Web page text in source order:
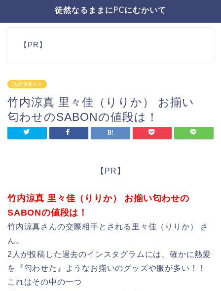
徒然なるままにPCにむかいて
【PR】
話題沸騰ネタ
竹内涼真 里々佳（りりか） お揃い
匂わせのSABONの値段は！
【PR】
竹内涼真 里々佳（りりか） お揃い匂わせの
SABONの値段は！
竹内涼真さんの交際相手とされる里々佳（りりか） さ
ん。
2人が投稿した過去のインスタグラムには、確かに熱愛
を『匂わせた』ようなお揃いのグッズや服が多い！！
これはその中の一つ